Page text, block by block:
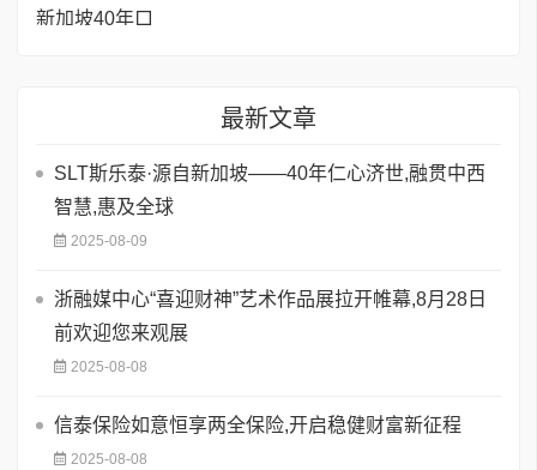
最新文章
SLT斯乐泰·源自新加坡——40年仁心济世,融贯中西
智慧,惠及全球
2025-08-09
浙融媒中心“喜迎财神”艺术作品展拉开帷幕,8月28日
前欢迎您来观展
2025-08-08
信泰保险如意恒享两全保险,开启稳健财富新征程
2025-08-08